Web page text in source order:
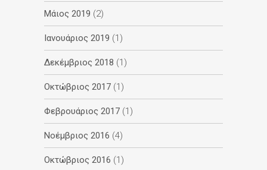
Μάιος 2019 (2)
Ιανουάριος 2019 (1)
Δεκέμβριος 2018 (1)
Οκτώβριος 2017 (1)
Φεβρουάριος 2017 (1)
Νοέμβριος 2016 (4)
Οκτώβριος 2016 (1)